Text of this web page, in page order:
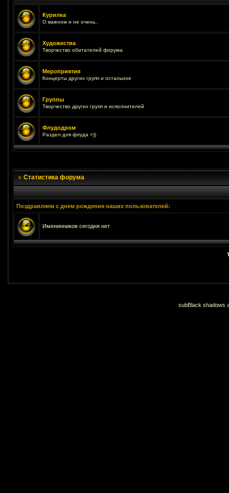
Курилка
О важном и не очень..
Художества
Творчество обитателей форума
Мероприятия
Концерты других групп и остальное
Группы
Творчество других групп и исполнителей
Флудодром
Раздел для флуда =))
Статистика форума
Поздравляем с днем рождения наших пользователей:
Именинников сегодня нет
subBlack shadows